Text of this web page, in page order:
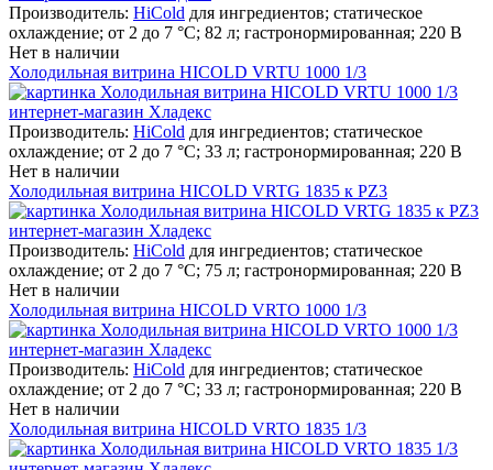
Производитель: HiCold для ингредиентов; статическое
охлаждение; от 2 до 7 °С; 82 л; гастронормированная; 220 В
Нет в наличии
Холодильная витрина HICOLD VRTU 1000 1/3
Производитель: HiCold для ингредиентов; статическое
охлаждение; от 2 до 7 °С; 33 л; гастронормированная; 220 В
Нет в наличии
Холодильная витрина HICOLD VRTG 1835 к PZ3
Производитель: HiCold для ингредиентов; статическое
охлаждение; от 2 до 7 °С; 75 л; гастронормированная; 220 В
Нет в наличии
Холодильная витрина HICOLD VRTO 1000 1/3
Производитель: HiCold для ингредиентов; статическое
охлаждение; от 2 до 7 °С; 33 л; гастронормированная; 220 В
Нет в наличии
Холодильная витрина HICOLD VRTO 1835 1/3